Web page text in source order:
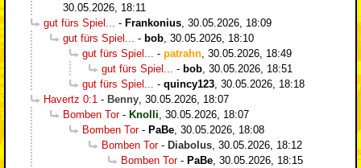
30.05.2026, 18:11
gut fürs Spiel... - Frankonius, 30.05.2026, 18:09
gut fürs Spiel... - bob, 30.05.2026, 18:10
gut fürs Spiel... - patrahn, 30.05.2026, 18:49
gut fürs Spiel... - bob, 30.05.2026, 18:51
gut fürs Spiel... - quincy123, 30.05.2026, 18:18
Havertz 0:1 - Benny, 30.05.2026, 18:07
Bomben Tor- Knolli, 30.05.2026, 18:07
Bomben Tor- PaBe, 30.05.2026, 18:08
Bomben Tor- Diabolus, 30.05.2026, 18:12
Bomben Tor- PaBe, 30.05.2026, 18:15